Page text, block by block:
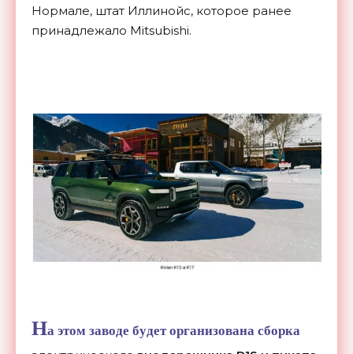
Нормале, штат Иллинойс, которое ранее
принадлежало Mitsubishi.
На этом заводе будет организована сборка